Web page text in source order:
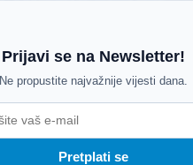
Prijavi se na Newsletter!
Ne propustite najvažnije vijesti dana.
Pretplati se